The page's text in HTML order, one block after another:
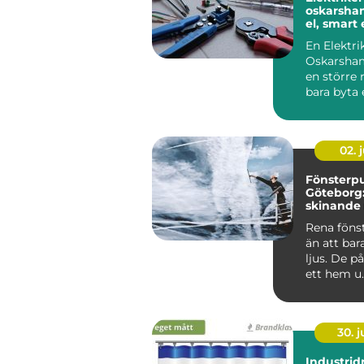
oskarshamn
el, smart
En
en större
bara byta
sätta upp
02.
Rena
än att
ljus. De
ett hem
30.